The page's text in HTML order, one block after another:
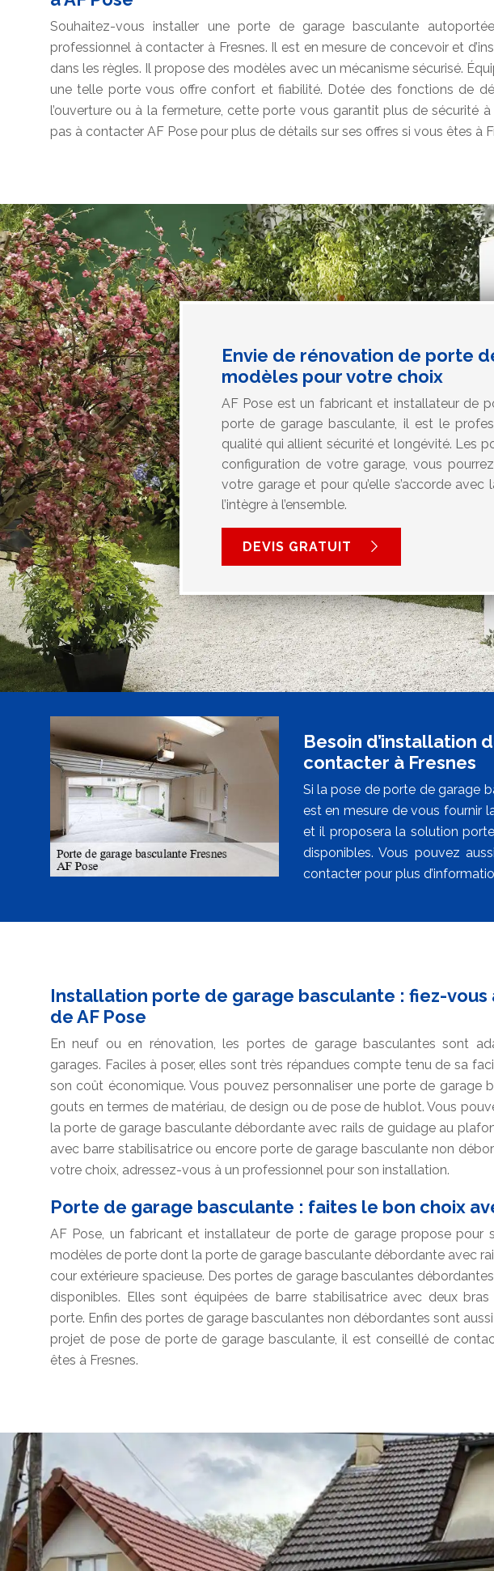
Souhaitez-vous installer une porte de garage basculante
professionnel à contacter à Fresnes. Il est en mesure de concevoir et
dans les règles. Il propose des modèles avec un mécanisme sécurisé.
une telle porte vous offre confort et fiabilité. Dotée des fonctions de
l’ouverture ou à la fermeture, cette porte vous garantit plus de sécurité à
pas à contacter AF Pose pour plus de détails sur ses offres si vous êtes à
Envie de rénovation de porte
modèles pour votre choix
AF Pose est un fabricant et installateur de
porte de garage basculante, il est le
qualité qui allient sécurité et longévité. Les
configuration de votre garage, vous
votre garage et pour qu’elle s’accorde
l’intègre à l’ensemble.
DEVIS GRATUIT
Besoin d’installation
contacter à Fresnes
Si la pose de porte de garage
est en mesure de vous fournir
et il proposera la solution
disponibles. Vous pouvez
contacter pour plus
Installation porte de garage basculante : fiez-vous
de AF Pose
En neuf ou en rénovation, les portes de garage basculantes sont
garages. Faciles à poser, elles sont très répandues compte tenu de sa
son coût économique. Vous pouvez personnaliser une porte de garage
gouts en termes de matériau, de design ou de pose de hublot. Vous
la porte de garage basculante débordante avec rails de guidage au
avec barre stabilisatrice ou encore porte de garage basculante non
votre choix, adressez-vous à un professionnel pour son installation.
Porte de garage basculante : faites le bon choix
AF Pose, un fabricant et installateur de porte de garage propose pour
modèles de porte dont la porte de garage basculante débordante avec
cour extérieure spacieuse. Des portes de garage basculantes
disponibles. Elles sont équipées de barre stabilisatrice avec deux
porte. Enfin des portes de garage basculantes non débordantes sont
projet de pose de porte de garage basculante, il est conseillé de
êtes à Fresnes.